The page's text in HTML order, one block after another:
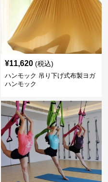
¥11,620 (税込)
ハンモック 吊り下げ式布製ヨガ
ハンモック